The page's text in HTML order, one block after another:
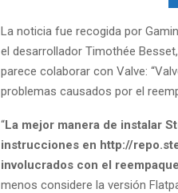
La noticia fue recogida por
el desarrollador Timothée
parece colaborar con Valve:
problemas causados por el
“La mejor manera de instalar
instrucciones en http://
involucrados con el
menos considere la versión